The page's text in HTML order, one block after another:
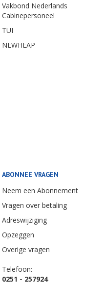
Vakbond Nederlands
Cabinepersoneel
TUI
NEWHEAP
ABONNEE VRAGEN
Neem een Abonnement
Vragen over betaling
Adreswijziging
Opzeggen
Overige vragen
Telefoon:
0251 - 257924